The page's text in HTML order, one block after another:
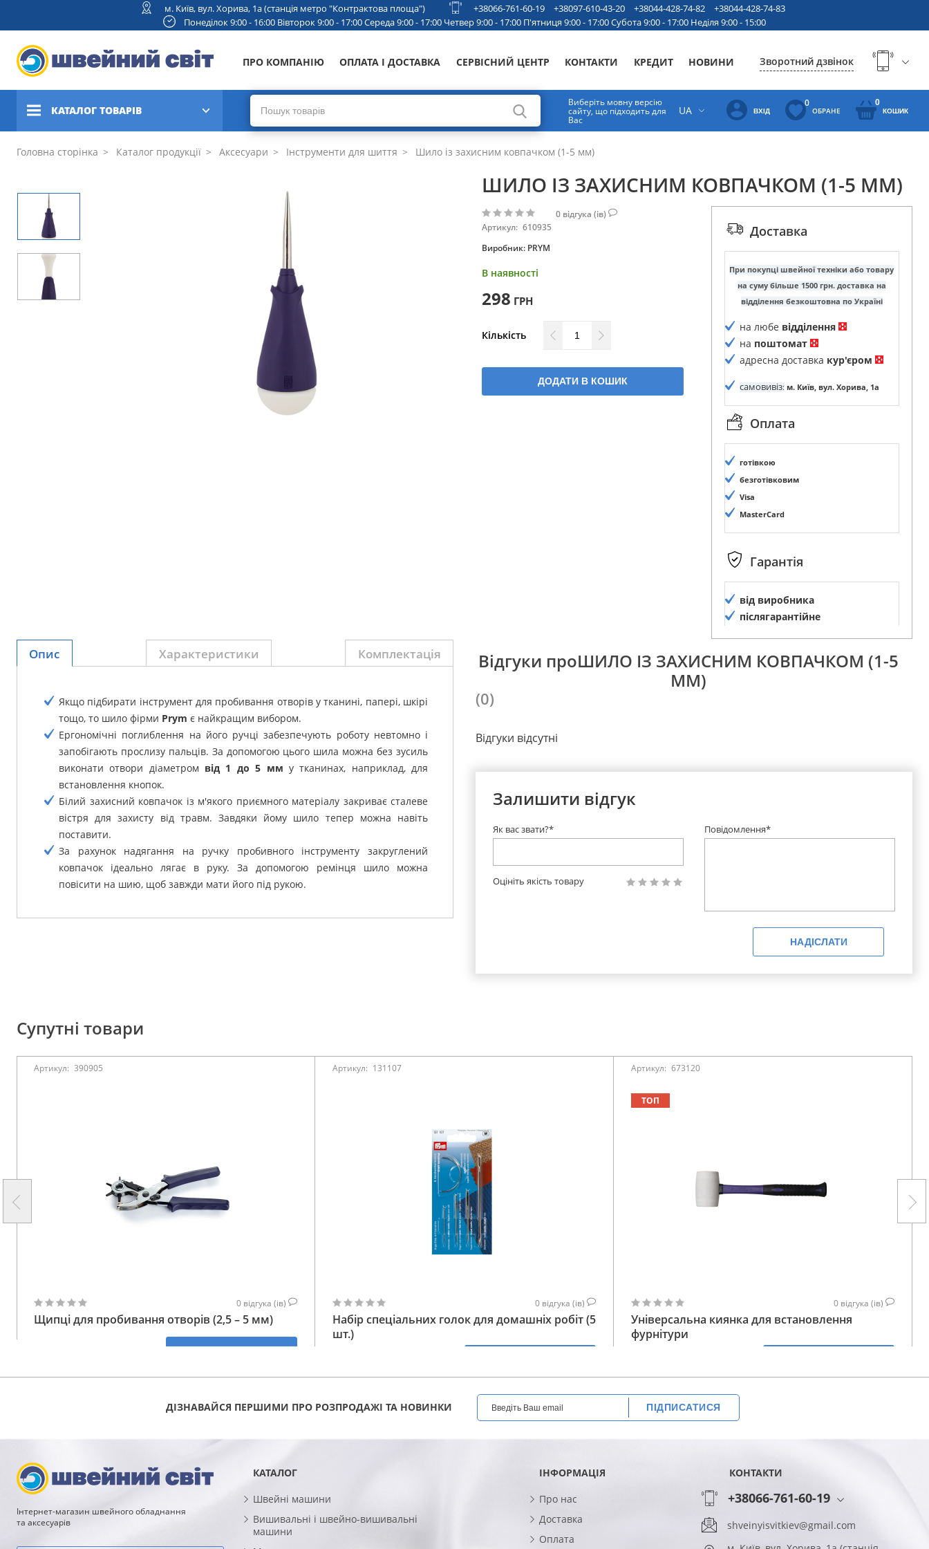
м. Київ, вул. Хорива, 1а (станція метро "Контрактова площа") +38066-761-60-19 +38097-610-43-20 +38044-428-74-82
+38044-428-74-83
Понеділок 9:00 - 16:00 Вівторок 9:00 - 17:00 Середа 9:00 - 17:00 Четвер 9:00 - 17:00 П'ятниця 9:00 - 17:00 Субота 9:00 - 17:00 Неділя 9:00 - 15:00
ПРО КОМПАНІЮ ОПЛАТА І ДОСТАВКА СЕРВІСНИЙ ЦЕНТР КОНТАКТИ КРЕДИТ НОВИНИ Зворотний дзвінок
КАТАЛОГ ТОВАРІВ
Швейні машини
плоскошовні машини
Виберіть мовну версію
сайту, що підходить для
Вас
UA ВХІД
0
ОБРАНЕ
0
КОШИК
Головна сторінка Каталог продукції Аксесуари Інструменти для шиття Шило із захисним ковпачком (1-5 мм)
ШИЛО ІЗ ЗАХИСНИМ КОВПАЧКОМ (1-5 ММ)
0 відгука (ів)
Артикул: 610935
Виробник: PRYM
В наявності
298 ГРН
Кількість
ДОДАТИ В КОШИК
Доставка
При покупці швейної техніки або товару
на суму більше 1500 грн. доставка на
відділення безкоштовна по Україні
на любе відділення
на поштомат
адресна доставка кур'єром
самовивіз: м. Київ, вул. Хорива, 1а
Оплата
готівкою
безготівковим
Visa
MasterCard
Гарантія
від виробника
післягарантійне
Опис Характеристики Комплектація
Якщо підбирати інструмент для пробивання отворів у тканині, папері, шкірі
тощо, то шило фірми Prym є найкращим вибором.
Ергономічні поглиблення на його ручці забезпечують роботу невтомно і
запобігають прослизу пальців. За допомогою цього шила можна без зусиль
виконати отвори діаметром від 1 до 5 мм у тканинах, наприклад, для
встановлення кнопок.
Білий захисний ковпачок із м'якого приємного матеріалу закриває сталеве
вістря для захисту від травм. Завдяки йому шило тепер можна навіть
поставити.
За рахунок надягання на ручку пробивного інструменту закруглений
ковпачок ідеально лягає в руку. За допомогою ремінця шило можна
повісити на шию, щоб завжди мати його під рукою.
Відгуки проШИЛО ІЗ ЗАХИСНИМ КОВПАЧКОМ (1-5
ММ)
(0)
Відгуки відсутні
Залишити відгук
Повідомлення*
Як вас звати?*
Оцініть якість товару
НАДІСЛАТИ
Супутні товари
Артикул: 390905
0 відгука (ів)
Щипці для пробивання отворів (2,5 – 5 мм)
Артикул: 131107
0 відгука (ів)
Набір спеціальних голок для домашніх робіт (5
шт.)
Артикул: 673120
ТОП
0 відгука (ів)
Універсальна киянка для встановлення
фурнітури
ДІЗНАВАЙСЯ ПЕРШИМИ ПРО РОЗПРОДАЖІ ТА НОВИНКИ ПІДПИСАТИСЯ
Інтернет-магазин швейного обладнання
та аксесуарів
КАТАЛОГ
Швейні машини
Вишивальні і швейно-вишивальні
машини
ІНФОРМАЦІЯ
Про нас
Доставка
Оплата
КОНТАКТИ
+38066-761-60-19
shveinyisvitkiev@gmail.com